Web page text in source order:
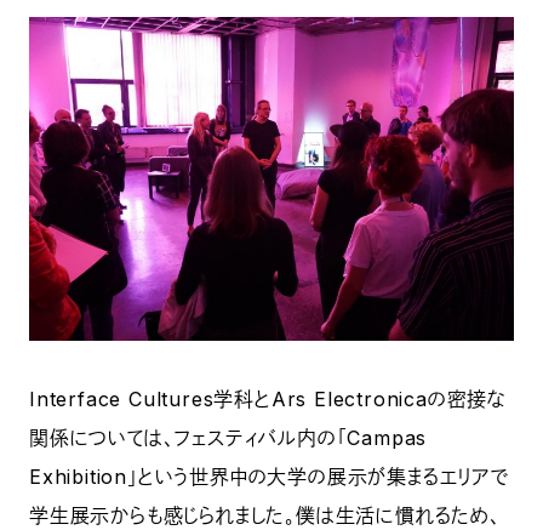
Interface Cultures学科とArs Electronicaの密接な
関係については、フェスティバル内の「Campas
Exhibition」という世界中の大学の展示が集まるエリアで
学生展示からも感じられました。僕は生活に慣れるため、